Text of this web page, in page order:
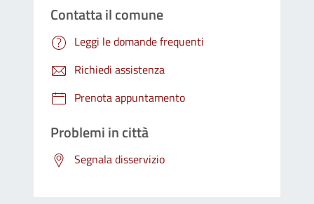
Contatta il comune
Leggi le domande frequenti
Richiedi assistenza
Prenota appuntamento
Problemi in città
Segnala disservizio